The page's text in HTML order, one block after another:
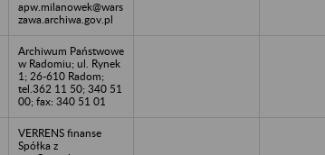
apw.milanowek@wars
zawa.archiwa.gov.pl
Archiwum Państwowe
w Radomiu; ul. Rynek
1; 26-610 Radom;
tel.362 11 50; 340 51
00; fax: 340 51 01
VERRENS finanse
Spółka z